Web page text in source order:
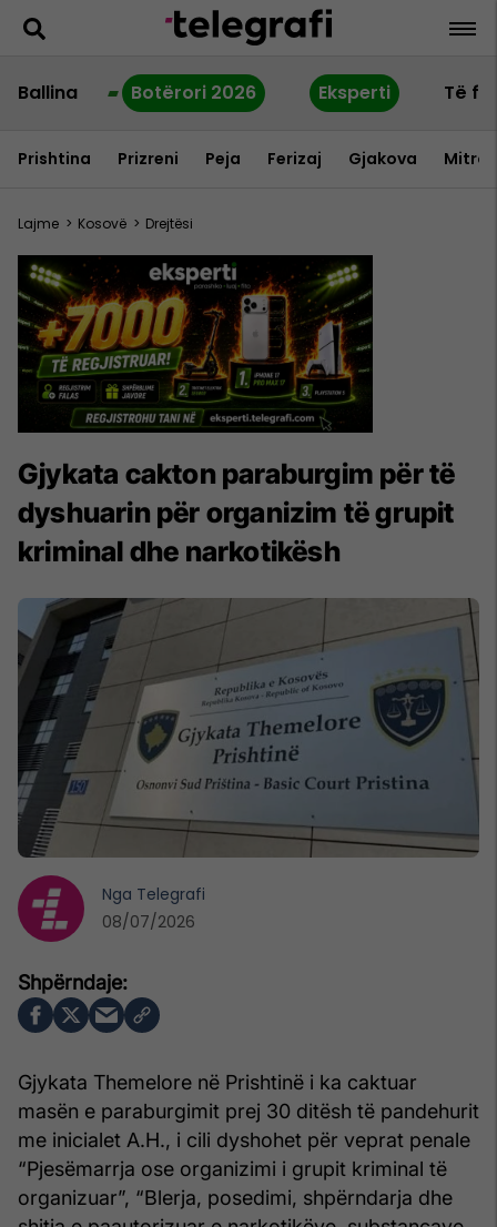
Ballina Botërori 2026 Eksperti Të
Prishtina Prizreni Peja Ferizaj Gjakova
Lajme > Kosovë > Drejtësi
Gjykata cakton paraburgim për të
dyshuarin për organizim të grupit
kriminal dhe narkotikësh
Gjykata Themelore në Prishtinë i ka caktuar
masën e paraburgimit prej 30 ditësh të pandehurit
me inicialet A.H., i cili dyshohet për veprat penale
“Pjesëmarrja ose organizimi i grupit kriminal të
organizuar”, “Blerja, posedimi, shpërndarja dhe
Nga Telegrafi
08/07/2026